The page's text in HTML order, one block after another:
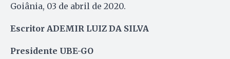
Goiânia, 03 de abril de 2020.
Escritor ADEMIR LUIZ DA SILVA
Presidente UBE-GO